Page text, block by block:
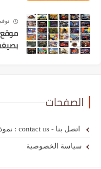
نوفمبر 30, 2024
بصيغة iso
الصفحات
اتصل بنا - contact us : نموذج الاتصال المخصص لمدونة عرباوي
سياسة الخصوصية